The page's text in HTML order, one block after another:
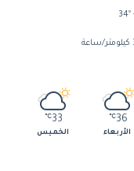
36
℃
الأربعاء
33
℃
الخميس